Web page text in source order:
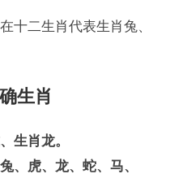
十二生肖代表生肖兔、
生肖
生肖龙。
、虎、龙、蛇、马、